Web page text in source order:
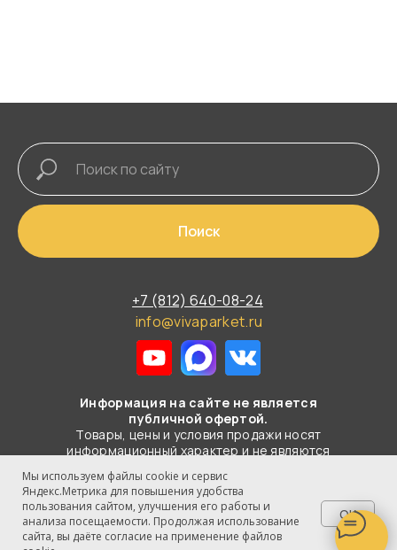
Поиск
Информация на сайте не является
публичной офертой.
Товары, цены и условия продажи носят
информационный характер и не являются
статьи 437 ГК РФ.
© 2003-2026 Все права защищены
ООО "ВИВА-ПАРКЕТ"
info@vivaparket.ru
+7 (812) 640-08-24
Мы используем файлы cookie и сервис
Яндекс.Метрика для повышения удобства
пользования сайтом, улучшения его работы и
анализа посещаемости. Продолжая использование
сайта, вы даёте согласие на применение файлов
OK